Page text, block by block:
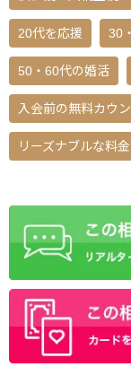
20代を応援 30
50・60代の婚活
入会前の無料カウ
リーズナブルな料